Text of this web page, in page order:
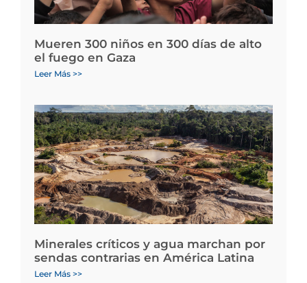
Mueren 300 niños en 300 días de alto
el fuego en Gaza
Leer Más >>
Minerales críticos y agua marchan por
sendas contrarias en América Latina
Leer Más >>